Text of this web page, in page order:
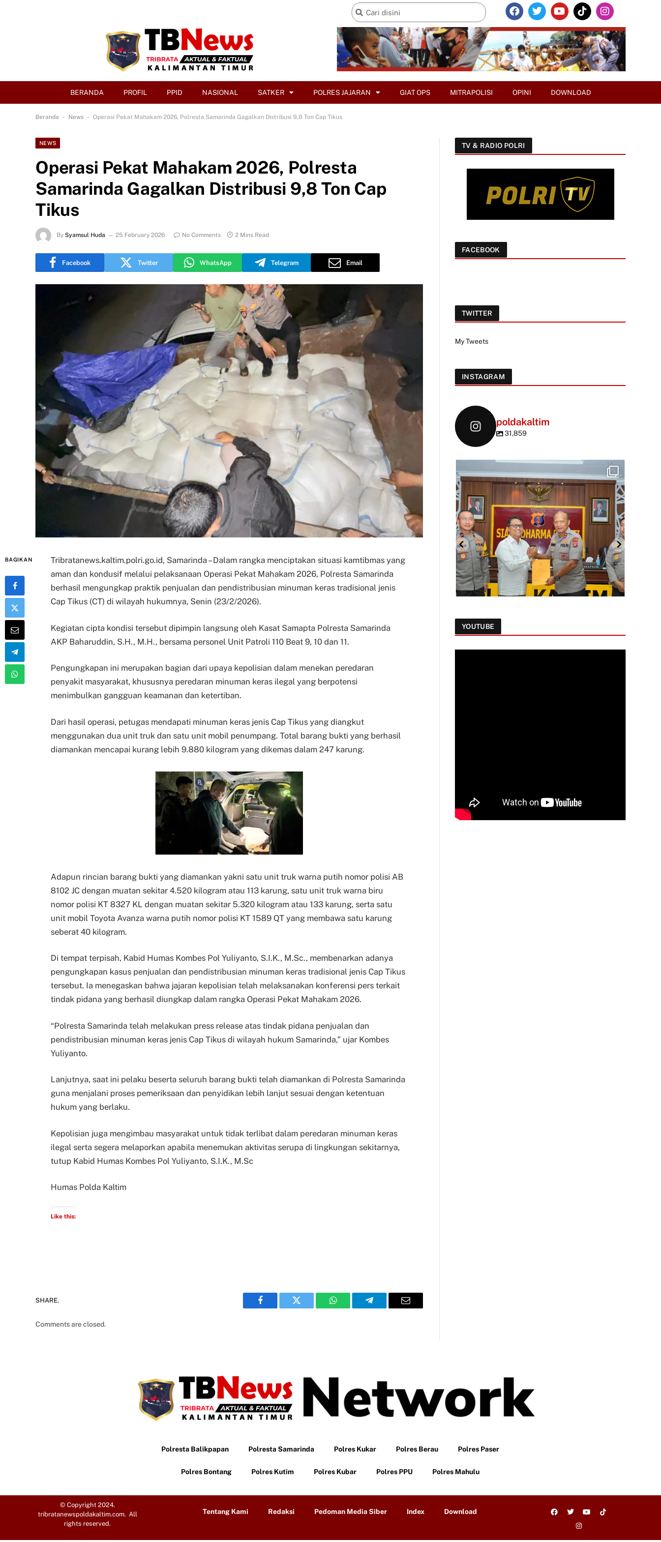
BERANDA PROFIL PPID NASIONAL SATKER POLRES JAJARAN GIAT OPS MITRAPOLISI OPINI DOWNLOAD
Beranda - News - Operasi Pekat Mahakam 2026, Polresta Samarinda Gagalkan Distribusi 9,8 Ton Cap Tikus
NEWS
Operasi Pekat Mahakam 2026, Polresta
Samarinda Gagalkan Distribusi 9,8 Ton Cap
Tikus
By Syamsul Huda 25 February 2026 No Comments 2 Mins Read
Facebook Twitter WhatsApp Telegram Email
BAGIKAN
Tribratanews.kaltim.polri.go.id, Samarinda – Dalam rangka menciptakan situasi kamtibmas yang
aman dan kondusif melalui pelaksanaan Operasi Pekat Mahakam 2026, Polresta Samarinda
berhasil mengungkap praktik penjualan dan pendistribusian minuman keras tradisional jenis
Cap Tikus (CT) di wilayah hukumnya, Senin (23/2/2026).
Kegiatan cipta kondisi tersebut dipimpin langsung oleh Kasat Samapta Polresta Samarinda
AKP Baharuddin, S.H., M.H., bersama personel Unit Patroli 110 Beat 9, 10 dan 11.
Pengungkapan ini merupakan bagian dari upaya kepolisian dalam menekan peredaran
penyakit masyarakat, khususnya peredaran minuman keras ilegal yang berpotensi
menimbulkan gangguan keamanan dan ketertiban.
Dari hasil operasi, petugas mendapati minuman keras jenis Cap Tikus yang diangkut
menggunakan dua unit truk dan satu unit mobil penumpang. Total barang bukti yang berhasil
diamankan mencapai kurang lebih 9.880 kilogram yang dikemas dalam 247 karung.
Adapun rincian barang bukti yang diamankan yakni satu unit truk warna putih nomor polisi AB
8102 JC dengan muatan sekitar 4.520 kilogram atau 113 karung, satu unit truk warna biru
nomor polisi KT 8327 KL dengan muatan sekitar 5.320 kilogram atau 133 karung, serta satu
unit mobil Toyota Avanza warna putih nomor polisi KT 1589 QT yang membawa satu karung
seberat 40 kilogram.
Di tempat terpisah, Kabid Humas Kombes Pol Yuliyanto, S.I.K., M.Sc., membenarkan adanya
pengungkapan kasus penjualan dan pendistribusian minuman keras tradisional jenis Cap Tikus
tersebut. Ia menegaskan bahwa jajaran kepolisian telah melaksanakan konferensi pers terkait
tindak pidana yang berhasil diungkap dalam rangka Operasi Pekat Mahakam 2026.
“Polresta Samarinda telah melakukan press release atas tindak pidana penjualan dan
pendistribusian minuman keras jenis Cap Tikus di wilayah hukum Samarinda,” ujar Kombes
Yuliyanto.
Lanjutnya, saat ini pelaku beserta seluruh barang bukti telah diamankan di Polresta Samarinda
guna menjalani proses pemeriksaan dan penyidikan lebih lanjut sesuai dengan ketentuan
hukum yang berlaku.
Kepolisian juga mengimbau masyarakat untuk tidak terlibat dalam peredaran minuman keras
ilegal serta segera melaporkan apabila menemukan aktivitas serupa di lingkungan sekitarnya,
tutup Kabid Humas Kombes Pol Yuliyanto, S.I.K., M.Sc
Humas Polda Kaltim
Like this:
SHARE.
Facebook Twitter WhatsAppTelegram Email
Comments are closed.
TV & RADIO POLRI
FACEBOOK
TWITTER
My Tweets
INSTAGRAM
poldakaltim
31,859
YOUTUBE
Polresta Balikpapan Polresta Samarinda Polres Kukar Polres Berau Polres Paser
Polres Bontang Polres Kutim Polres Kubar Polres PPU Polres Mahulu
© Copyright 2024.
tribratanewspoldakaltim.com. All
rights reserved.
Tentang Kami Redaksi Pedoman Media Siber Index Download